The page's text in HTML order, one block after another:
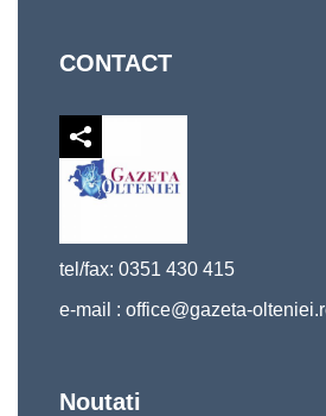
CONTACT
tel/fax: 0351 430 415
e-mail : office@gazeta-
Noutati